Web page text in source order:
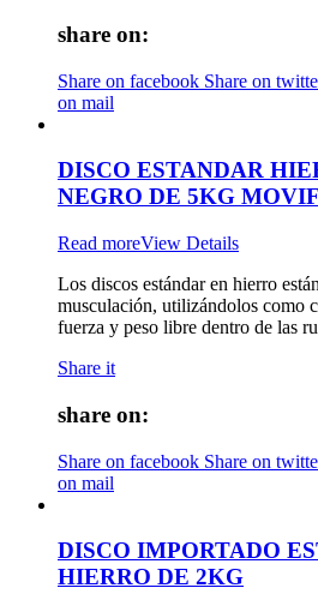
share on:
Share on facebook Share on
on mail
DISCO ESTANDAR
NEGRO DE 5KG
Read moreView Details
Los discos estándar en hierro
musculación, utilizándolos como
fuerza y peso libre dentro de las
Share it
share on:
Share on facebook Share on
on mail
DISCO IMPORTADO
HIERRO DE 2KG